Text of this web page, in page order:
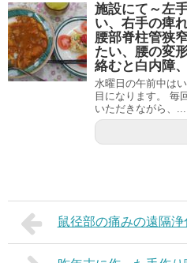
施設にて～左
い、右手の痺
腰部脊柱管狭
たい、腰の変
絡むと白内障
水曜日の午前中は
目になります。 毎
いただきながら、...
鼠径部の痛みの遠隔浄